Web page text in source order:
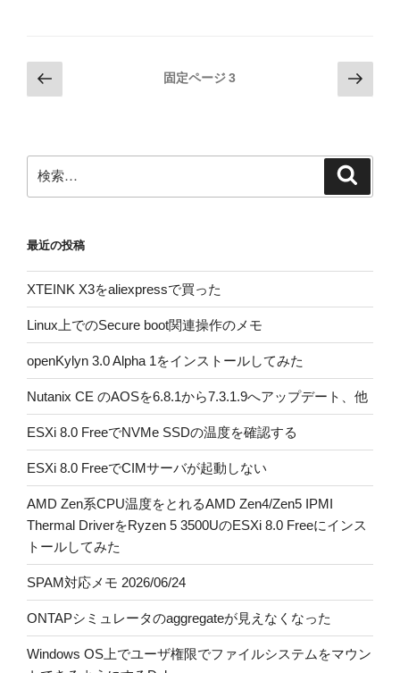
投
稿
ー
ジ
り
前
の
ジ
固定ページ3
次
の
ジ
索:
最近の投稿
XTEINK X3をaliexpressで買った
Linux上でのSecure boot関連操作のメモ
openKylyn 3.0 Alpha 1をインストールしてみた
Nutanix CE のAOSを6.8.1から7.3.1.9へアップデート、他
ESXi 8.0 FreeでNVMe SSDの温度を確認する
ESXi 8.0 FreeでCIMサーバが起動しない
AMD Zen系CPU温度をとれるAMD Zen4/Zen5 IPMI
Thermal DriverをRyzen 5 3500UのESXi 8.0 Freeにインス
トールしてみた
SPAM対応メモ 2026/06/24
ONTAPシミュレータのaggregateが見えなくなった
Windows OS上でユーザ権限でファイルシステムをマウン